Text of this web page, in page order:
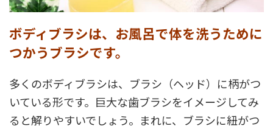
ボディブラシは、お風呂で体を洗うために
つかうブラシです。
多くのボディブラシは、ブラシ（ヘッド）に柄がつ
いている形です。巨大な歯ブラシをイメージしてみ
ると解りやすいでしょう。まれに、ブラシに紐がつ